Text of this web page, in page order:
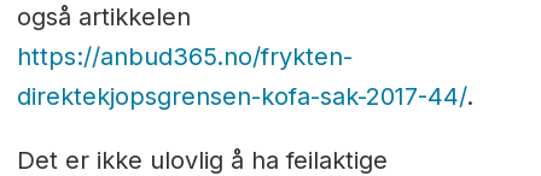
også artikkelen
https://anbud365.no/frykten-
direktekjopsgrensen-kofa-sak-2017-44/.
Det er ikke ulovlig å ha feilaktige